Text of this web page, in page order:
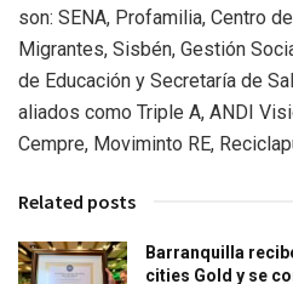
son: SENA, Profamilia, Centro
Migrantes, Sisbén, Gestión
de Educación y Secretaría de
aliados como Triple A, ANDI
Cempre, Moviminto RE,
Related posts
Barranquilla
cities Gold y se